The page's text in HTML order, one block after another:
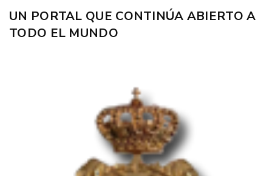
UN PORTAL QUE CONTINÚA ABIERTO A
TODO EL MUNDO